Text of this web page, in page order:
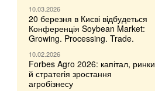
10.03.2026
20 березня в Києві відбудеться
Конференція Soybean Market:
Growing. Processing. Trade.
10.02.2026
Forbes Agro 2026: капітал, ринки
й стратегія зростання
агробізнесу